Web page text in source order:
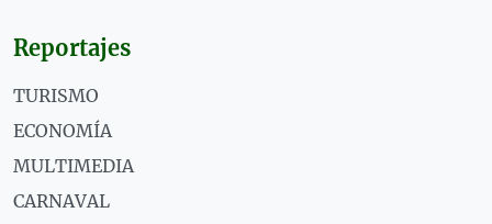
Reportajes
TURISMO
ECONOMÍA
MULTIMEDIA
CARNAVAL